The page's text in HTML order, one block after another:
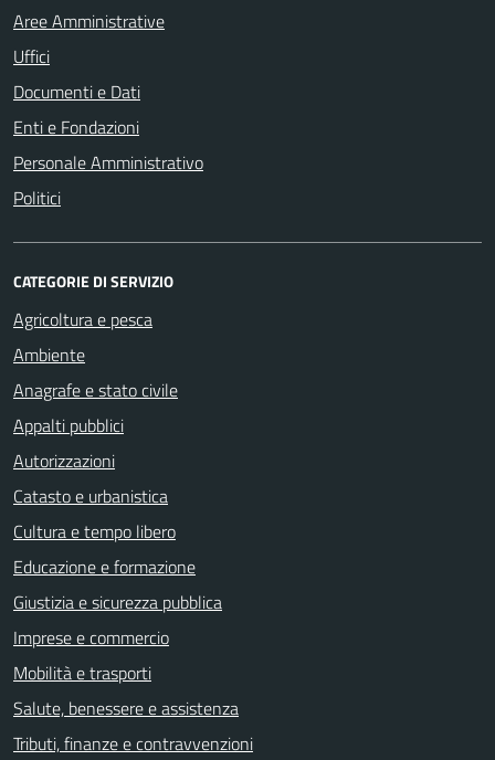
Aree Amministrative
Uffici
Documenti e Dati
Enti e Fondazioni
Personale Amministrativo
Politici
CATEGORIE DI SERVIZIO
Agricoltura e pesca
Ambiente
Anagrafe e stato civile
Appalti pubblici
Autorizzazioni
Catasto e urbanistica
Cultura e tempo libero
Educazione e formazione
Giustizia e sicurezza pubblica
Imprese e commercio
Mobilità e trasporti
Salute, benessere e assistenza
Tributi, finanze e contravvenzioni